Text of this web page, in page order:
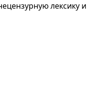
лексику и